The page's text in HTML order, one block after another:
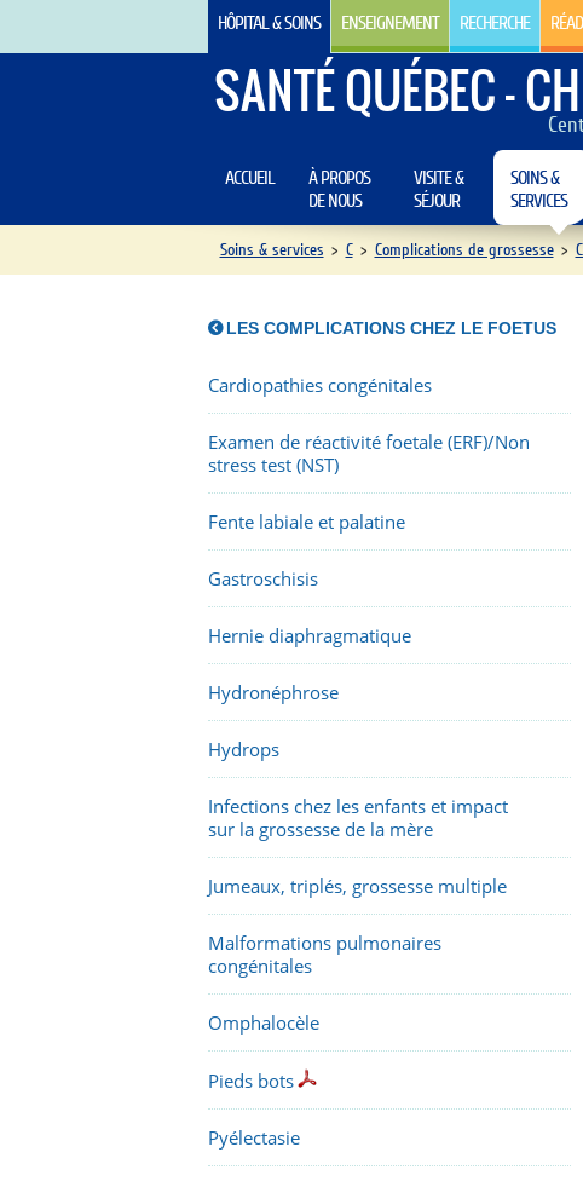
HÔPITAL & SOINS ENSEIGNEMENT RECHERCHE
SANTÉ QUÉBEC -
ACCUEIL
À PROPOS
DE NOUS
VISITE &
SÉJOUR
SOINS &
SERVICES
Soins & services > C > Complications de grossesse >
LES COMPLICATIONS CHEZ LE FOETUS
Cardiopathies congénitales
Examen de réactivité foetale (ERF)/Non
stress test (NST)
Fente labiale et palatine
Gastroschisis
Hernie diaphragmatique
Hydronéphrose
Hydrops
Infections chez les enfants et impact
sur la grossesse de la mère
Jumeaux, triplés, grossesse multiple
Malformations pulmonaires
congénitales
Omphalocèle
Pieds bots
Pyélectasie